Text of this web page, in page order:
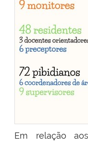
Em relação